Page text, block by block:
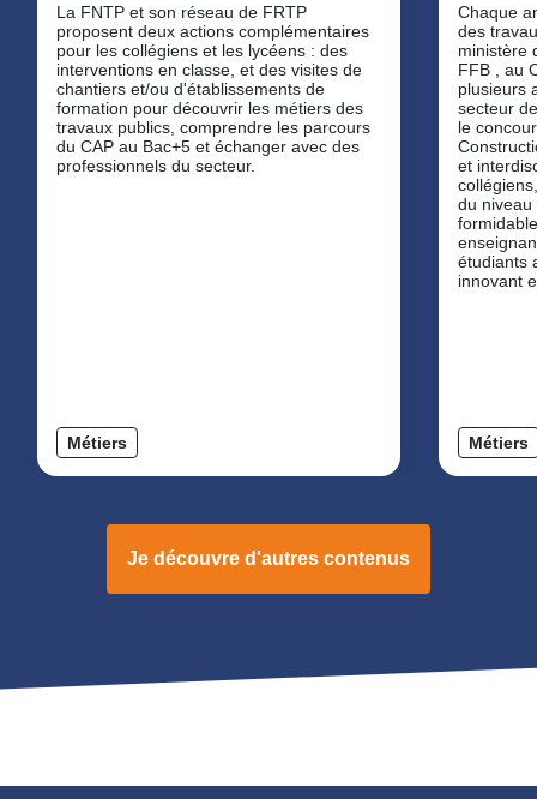
La FNTP et son réseau de FRTP
proposent deux actions complémentaires
pour les collégiens et les lycéens : des
interventions en classe, et des visites de
chantiers et/ou d'établissements de
formation pour découvrir les métiers des
travaux publics, comprendre les parcours
du CAP au Bac+5 et échanger avec des
professionnels du secteur.
Métiers
Chaque année, la
des
ministère
FFB , au CCCA-BTP, à l’ EFB et à
plusieurs
secteur
le concours « Les Génies
et
du niveau
étudiants
innovant
Métiers
Je découvre d'autres contenus